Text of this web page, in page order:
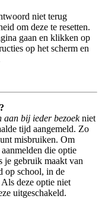
niet terug
om deze te resetten.
gaan en klikken op
op het scherm en
aan bij ieder bezoekniet
tijd aangemeld. Zo
misbruiken. Om
die optie
je gebruik maakt van
op school, in de
deze optie niet
uitgeschakeld.